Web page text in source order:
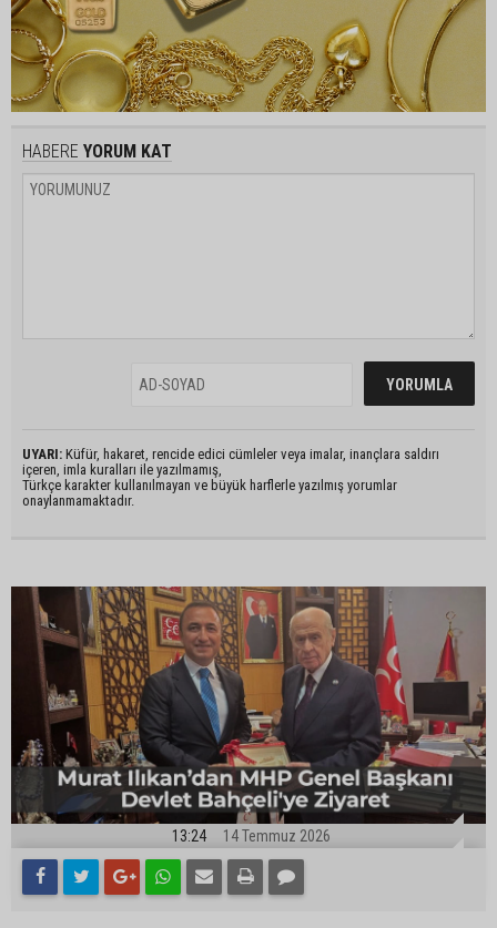
HABERE YORUM KAT
UYARI: Küfür, hakaret, rencide edici cümleler veya imalar, inançlara saldırı
içeren, imla kuralları ile yazılmamış,
Türkçe karakter kullanılmayan ve büyük harflerle yazılmış yorumlar
onaylanmamaktadır.
13:24 14 Temmuz 2026